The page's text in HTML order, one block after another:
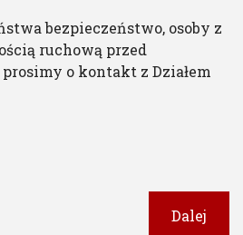
bezpieczeństwo, osoby z
ruchową przed
o kontakt z Działem
Dalej